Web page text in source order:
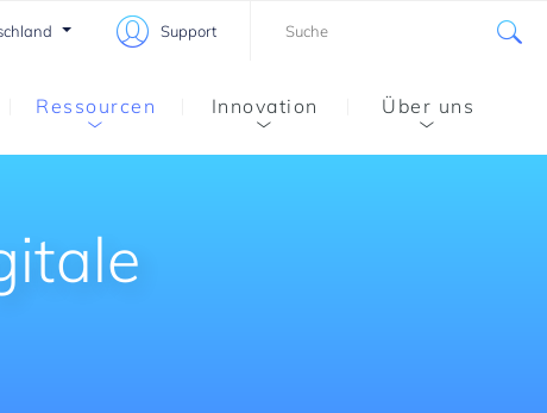
Support
Ressourcen Innovation Über uns